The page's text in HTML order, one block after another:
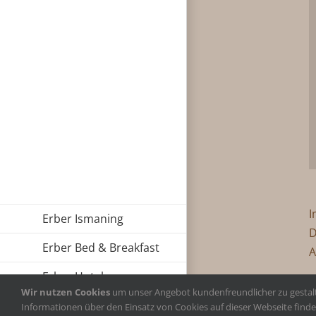
Erber Ismaning
Erber Bed & Breakfast
Erber Hotel
Wir nutzen Cookies um unser Angebot kundenfreundlicher zu
Informationen über den Einsatz von Cookies auf dieser Webseite